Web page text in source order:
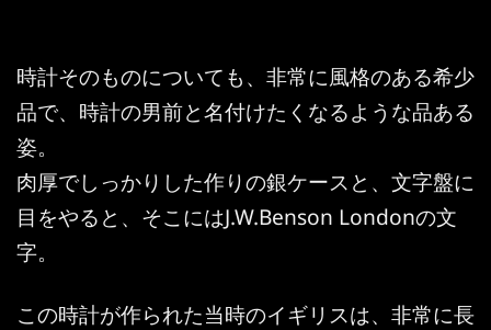
時計そのものについても、非常に風格のある希少
品で、時計の男前と名付けたくなるような品ある
姿。
肉厚でしっかりした作りの銀ケースと、文字盤に
目をやると、そこにはJ.W.Benson Londonの文
字。
この時計が作られた当時のイギリスは、非常に長